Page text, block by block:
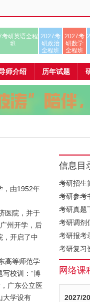
考研英语全程
班
2027考
研政治
全程班
2027考
研数学
全程班
师介绍 历年试题
，由1952年
医院，并于
州开学，后
，开启了中
高等师范学
校训：“博
广东公立医
大学设有
信息目
考研招生
考研参考
考研真题
考研调剂
考研报考
考研复习
网络课
2027/